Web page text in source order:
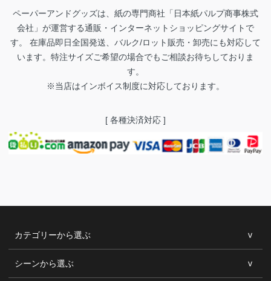
ペーパーアンドグッズは、紙の専門商社「日本紙パルプ商事株式
会社」が運営する通販・インターネットショッピングサイトで
す。 在庫品即日全国発送、バルク/ロット販売・卸売にも対応して
います。特注サイズご希望の場合でもご相談お待ちしておりま
す。
※当店はインボイス制度に対応しております。
[ 各種決済対応 ]
カテゴリーから選ぶ
シーンから選ぶ